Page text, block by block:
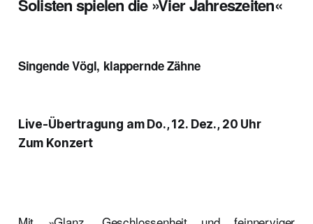
Solisten spielen die »Vier Jahreszeiten«
Singende Vögl, klappernde Zähne
Live-Übertragung am Do., 12. Dez., 20 Uhr
Zum Konzert